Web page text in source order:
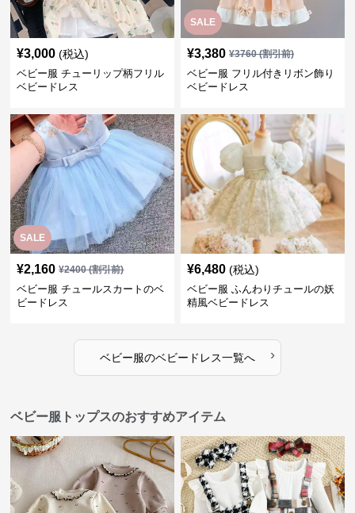
¥3,000 (税込)
ベビー服 チューリップ柄フリル
ベビードレス
SALE
¥3,380 ¥3760(割引前)
ベビー服 フリル付きリボン飾り
ベビードレス
SALE
¥2,160 ¥2400(割引前)
ベビー服 チュールスカートのベ
ビードレス
¥6,480 (税込)
ベビー服 ふんわりチュールの妖
精風ベビードレス
ベビー服のベビードレス一覧へ ›
ベビー服トップスのおすすめアイテム